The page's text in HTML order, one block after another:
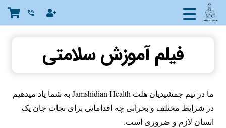
phone_in_talk
فیلم آموزش سلامتی
ما در تیم جمشیدیان هلث Jamshidian Health به شما یاد میدهیم
در شرایط مختلف و بحرانی چه اقداماتی برای نجات جان یک
انسان لازم و ضروری است.